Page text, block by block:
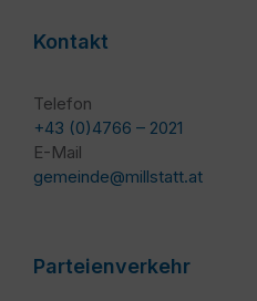
Kontakt
Telefon
+43 (0)4766 – 2021
E-Mail
gemeinde@millstatt.at
Parteienverkehr